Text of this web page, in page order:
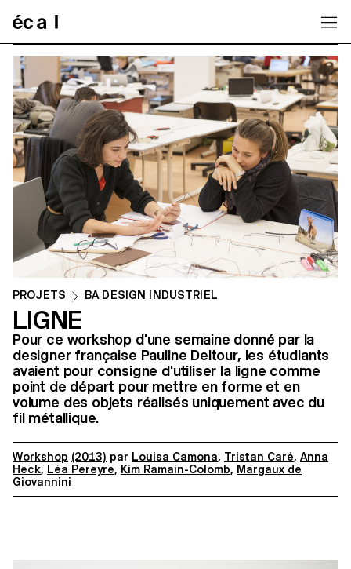
PROJETS BA DESIGN INDUSTRIEL
LIGNE
Pour ce workshop d'une semaine donné par la
designer française Pauline Deltour, les étudiants
avaient pour consigne d'utiliser la ligne comme
point de départ pour mettre en forme et en
volume des objets réalisés uniquement avec du
fil métallique.
Workshop (2013) par Louisa Camona, Tristan Caré, Anna
Heck, Léa Pereyre, Kim Ramain-Colomb, Margaux de
Giovannini